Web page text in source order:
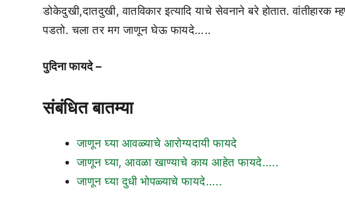
डोकेदुखी,दातदुखी, वातविकार इत्यादि याचे सेवनाने बरे होतात. वांतीहारक
पडतो. चला तर मग जाणून घेऊ फायदे…..
पुदिना फायदे –
संबंधित बातम्या
जाणून घ्या आवळ्याचे आरोग्यदायी फायदे
जाणून घ्या, आवळा खाण्याचे काय आहेत फायदे…..
जाणून घ्या दुधी भोपळ्याचे फायदे…..